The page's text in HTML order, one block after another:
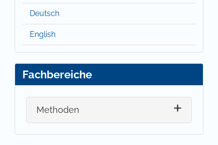
Deutsch
English
Fachbereiche
Methoden